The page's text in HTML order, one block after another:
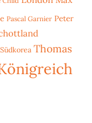
Pascal Garnier Peter
Südkorea Thomas